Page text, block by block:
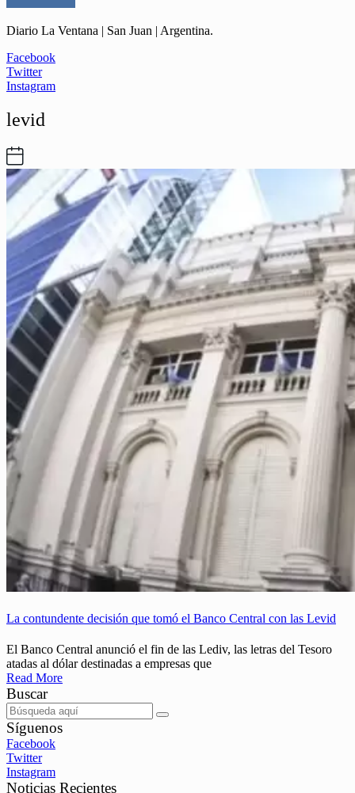
Diario La Ventana | San Juan | Argentina.
Facebook
Twitter
Instagram
levid
La contundente decisión que tomó el Banco Central con las Levid
El Banco Central anunció el fin de las Lediv, las letras del Tesoro
atadas al dólar destinadas a empresas que
Read More
Buscar
Síguenos
Facebook
Twitter
Instagram
Noticias Recientes